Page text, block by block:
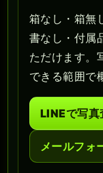
箱なし・箱無
書なし・付属
ただけます。
できる範囲で
LINEで写真
メールフォ